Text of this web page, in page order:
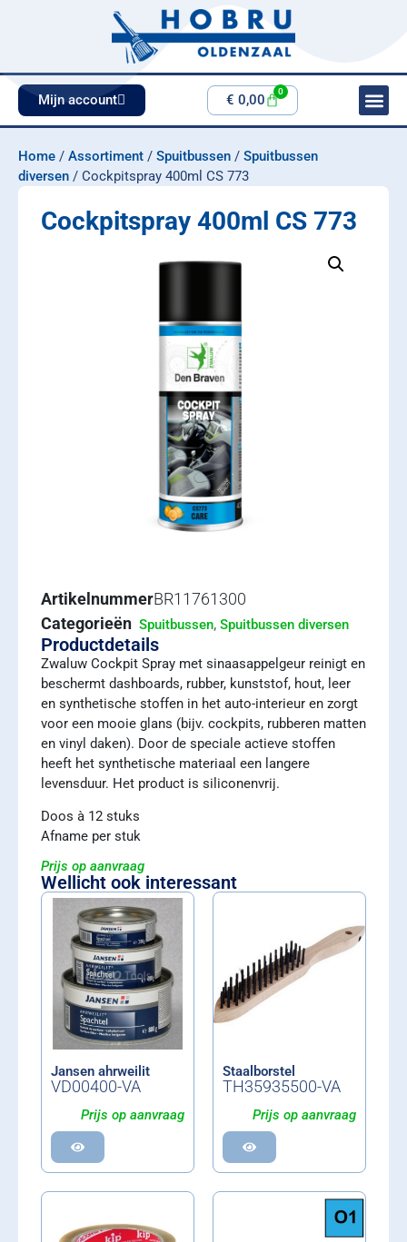
Mijn account € 0,00
0
Home / Assortiment / Spuitbussen / Spuitbussen
diversen / Cockpitspray 400ml CS 773
Cockpitspray 400ml CS 773
ArtikelnummerBR11761300
Categorieën Spuitbussen, Spuitbussen diversen
Productdetails
Zwaluw Cockpit Spray met sinaasappelgeur reinigt en
beschermt dashboards, rubber, kunststof, hout, leer
en synthetische stoffen in het auto-interieur en zorgt
voor een mooie glans (bijv. cockpits, rubberen matten
en vinyl daken). Door de speciale actieve stoffen
heeft het synthetische materiaal een langere
levensduur. Het product is siliconenvrij.
Doos à 12 stuks
Afname per stuk
Prijs op aanvraag
Wellicht ook interessant
Jansen ahrweilit
VD00400-VA
Prijs op aanvraag
Staalborstel
TH35935500-VA
Prijs op aanvraag